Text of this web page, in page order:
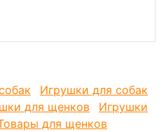
Игрушки для собак
для щенков
Игрушки
для щенков